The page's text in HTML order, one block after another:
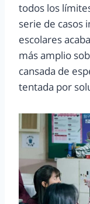
todos los
serie de casos
escolares
más amplio
cansada de
tentada por